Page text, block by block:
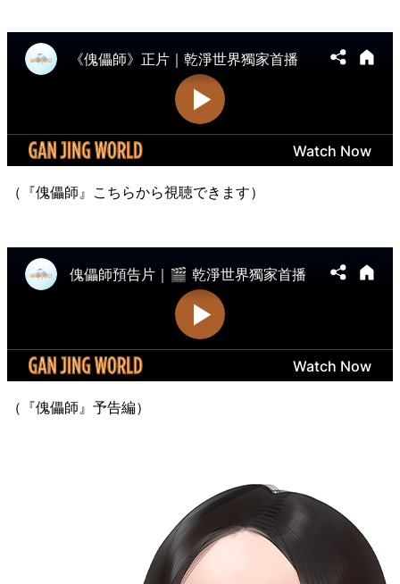
（『傀儡師』こちらから視聴できます）
（『傀儡師』予告編）